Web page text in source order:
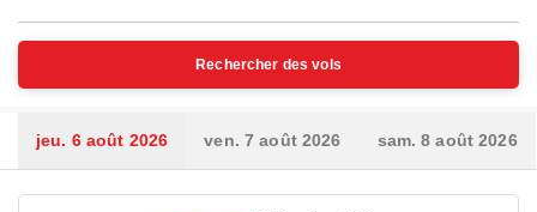
Rechercher des vols
jeu. 6 août 2026 ven. 7 août 2026 sam. 8 août 2026